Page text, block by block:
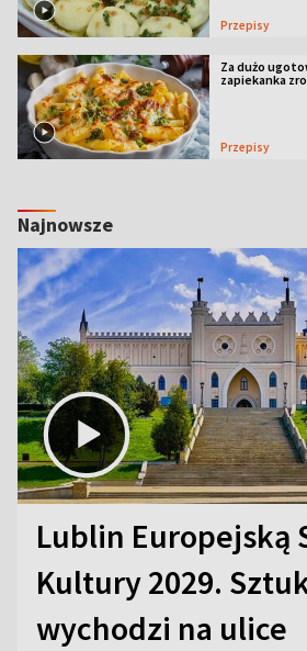
Przepisy
Za dużo
zapiekanka
Przepisy
Najnowsze
Lublin Europejską
Kultury 2029.
wychodzi na ulice